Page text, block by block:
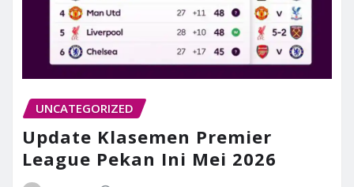
UNCATEGORIZED
Update Klasemen Premier
League Pekan Ini Mei 2026